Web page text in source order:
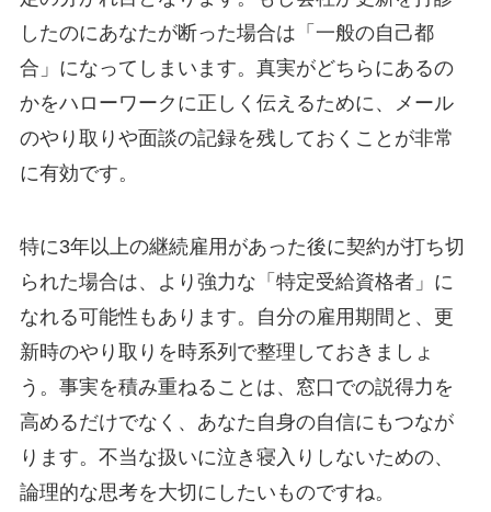
したのにあなたが断った場合は「一般の自己都
合」になってしまいます。真実がどちらにあるの
かをハローワークに正しく伝えるために、メール
のやり取りや面談の記録を残しておくことが非常
に有効です。
特に3年以上の継続雇用があった後に契約が打ち切
られた場合は、より強力な「特定受給資格者」に
なれる可能性もあります。自分の雇用期間と、更
新時のやり取りを時系列で整理しておきましょ
う。事実を積み重ねることは、窓口での説得力を
高めるだけでなく、あなた自身の自信にもつなが
ります。不当な扱いに泣き寝入りしないための、
論理的な思考を大切にしたいものですね。